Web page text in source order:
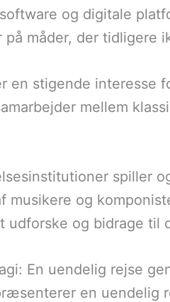
og digitale
på måder, der tidligere
en stigende interesse
mellem
spiller
musikere og
udforske og bidrage til
En uendelig rejse
en uendelig